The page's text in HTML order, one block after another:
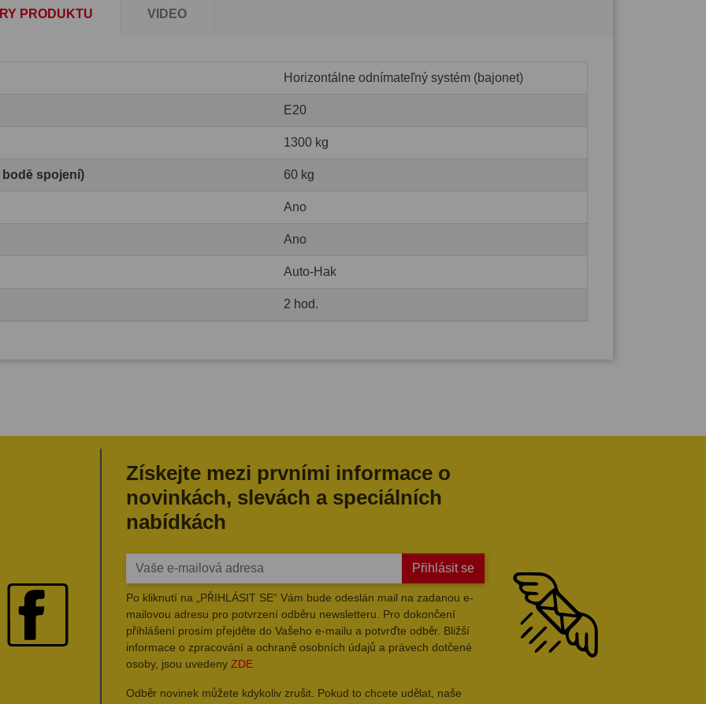
PRODUKTU VIDEO
Horizontálne odnímateľný systém (bajonet)
E20
1300 kg
spojení) 60 kg
Ano
Ano
Auto-Hak
2 hod.
Získejte mezi prvními informace o
novinkách, slevách a speciálních
nabídkách
Přihlásit se
Po kliknutí na „PŘIHLÁSIT SE“ Vám bude odeslán mail na zadanou e-
mailovou adresu pro potvrzení odběru newsletteru. Pro dokončení
přihlášení prosím přejděte do Vašeho e-mailu a potvrďte odběr. Bližší
informace o zpracování a ochraně osobních údajů a právech dotčené
osoby, jsou uvedeny ZDE
Odběr novinek můžete kdykoliv zrušit. Pokud to chcete udělat, naše